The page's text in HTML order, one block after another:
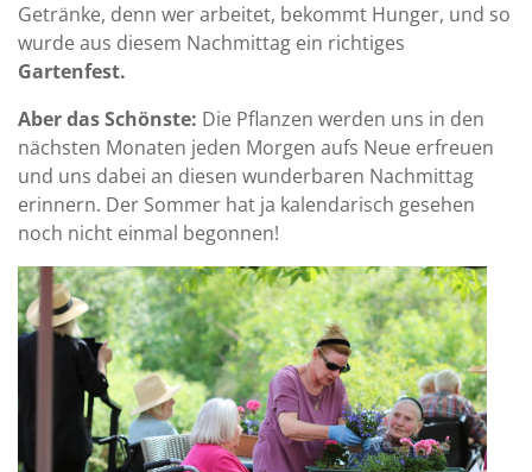
Getränke, denn wer arbeitet, bekommt Hunger, und so
wurde aus diesem Nachmittag ein richtiges
Gartenfest.
Aber das Schönste: Die Pflanzen werden uns in den
nächsten Monaten jeden Morgen aufs Neue erfreuen
und uns dabei an diesen wunderbaren Nachmittag
erinnern. Der Sommer hat ja kalendarisch gesehen
noch nicht einmal begonnen!